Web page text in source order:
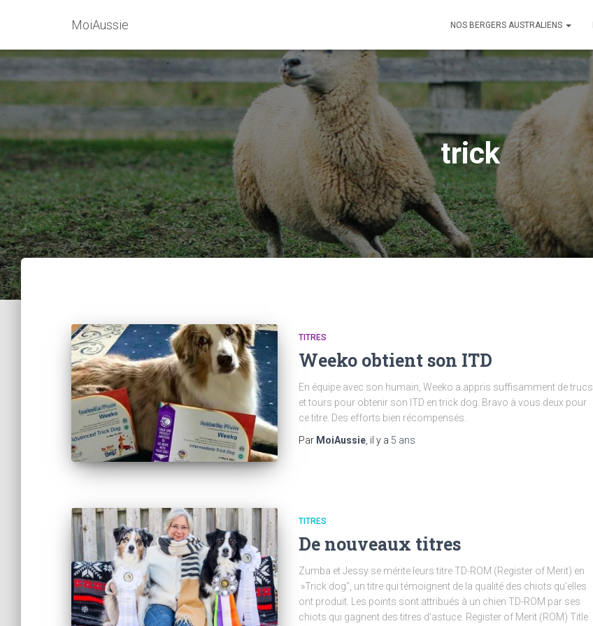
MoiAussie NOS BERGERS AUSTRALIENS
trick
TITRES
Weeko obtient son ITD
En équipe avec son humain, Weeko a appris suffisamment de trucs
et tours pour obtenir son ITD en trick dog. Bravo à vous deux pour
ce titre. Des efforts bien récompensés.
Par MoiAussie , il y a 5 ans
TITRES
De nouveaux titres
Zumba et Jessy se mérite leurs titre TD-ROM (Register of Merit) en
»Trick dog’‘, un titre qui témoignent de la qualité des chiots qu’elles
ont produit. Les points sont attribués à un chien TD-ROM par ses
chiots qui gagnent des titres d’astuce. Register of Merit (ROM) Title